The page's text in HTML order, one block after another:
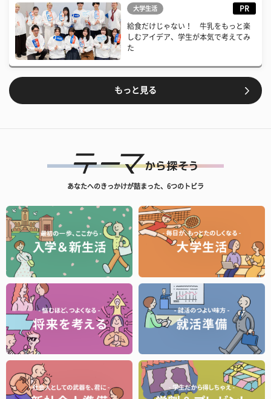
大学生活 PR
給食だけじゃない！ 牛乳をもっと楽
しむアイデア、学生が本気で考えてみ
た
もっと見る
あなたへのきっかけが詰まった、6つのトビラ